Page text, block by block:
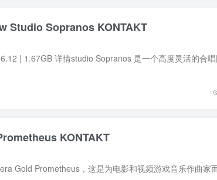
Studio Sopranos KONTAKT
KONTAKT